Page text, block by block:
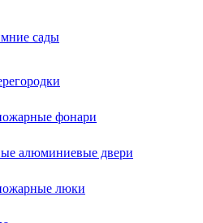
сады
фонари
алюминиевые двери
люки